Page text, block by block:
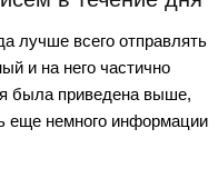
лучше всего отправлять
и на него частично
была приведена выше,
еще немного информации